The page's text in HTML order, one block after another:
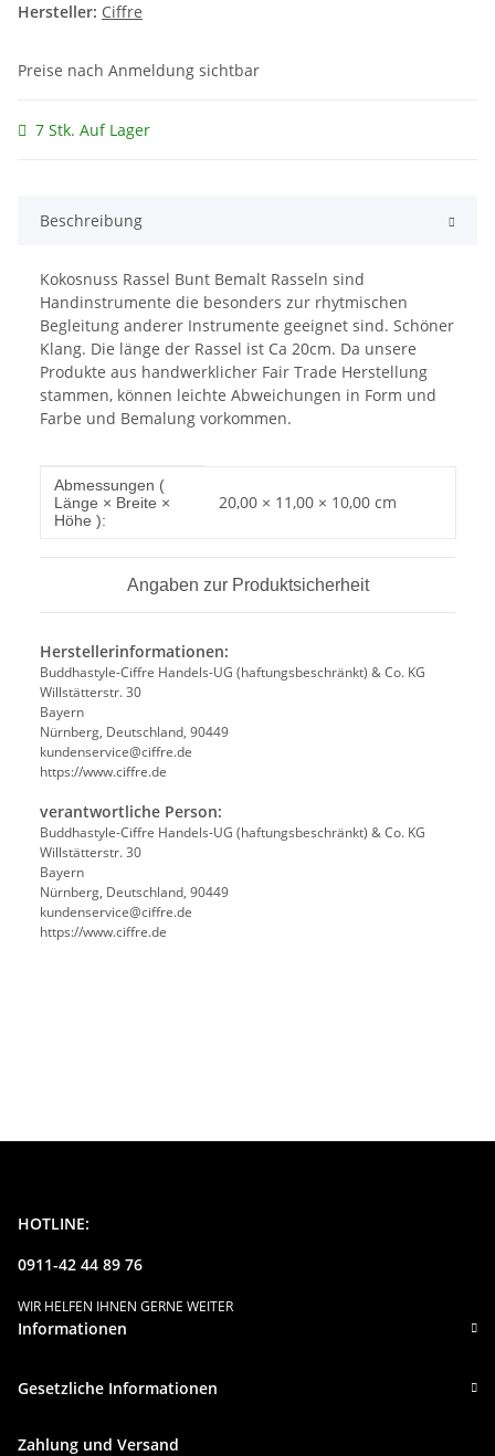
Hersteller: Ciffre
Preise nach Anmeldung sichtbar
7 Stk. Auf Lager
Beschreibung
Kokosnuss Rassel Bunt Bemalt Rasseln sind
Handinstrumente die besonders zur rhytmischen
Begleitung anderer Instrumente geeignet sind. Schöner
Klang. Die länge der Rassel ist Ca 20cm. Da unsere
Produkte aus handwerklicher Fair Trade Herstellung
stammen, können leichte Abweichungen in Form und
Farbe und Bemalung vorkommen.
Produkteigenschaft
Wert
Abmessungen (
Länge × Breite ×
Höhe ):
20,00 × 11,00 × 10,00 cm
Angaben zur Produktsicherheit
Herstellerinformationen:
Buddhastyle-Ciffre Handels-UG (haftungsbeschränkt) & Co. KG
Willstätterstr. 30
Bayern
Nürnberg, Deutschland, 90449
kundenservice@ciffre.de
https://www.ciffre.de
verantwortliche Person:
Buddhastyle-Ciffre Handels-UG (haftungsbeschränkt) & Co. KG
Willstätterstr. 30
Bayern
Nürnberg, Deutschland, 90449
kundenservice@ciffre.de
https://www.ciffre.de
HOTLINE:
0911-42 44 89 76
WIR HELFEN IHNEN GERNE WEITER
Informationen
Gesetzliche Informationen
Zahlung und Versand